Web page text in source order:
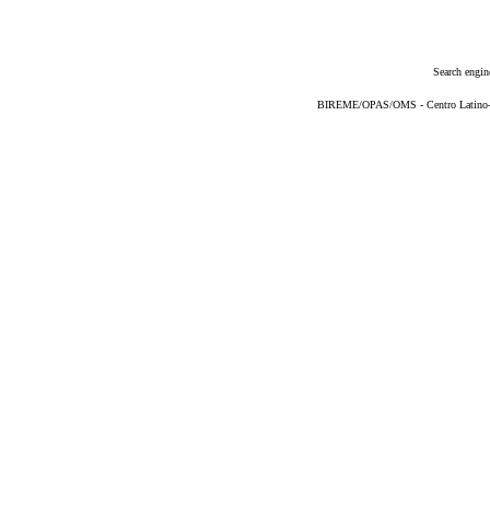
Search
BIREME/OPAS/OMS - Centro Latino-